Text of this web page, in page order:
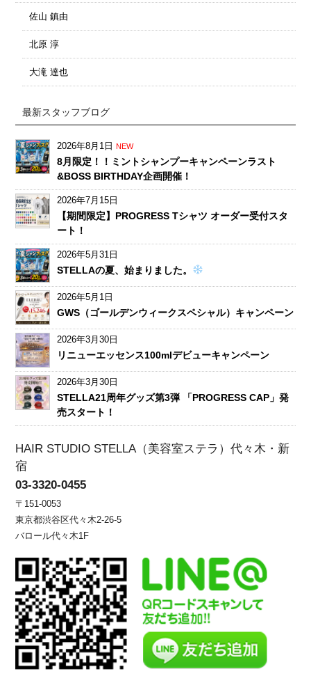
佐山 鎮由
北原 淳
大滝 達也
最新スタッフブログ
2026年8月1日 NEW
8月限定！！ミントシャンプーキャンペーンラスト
&BOSS BIRTHDAY企画開催！
2026年7月15日
【期間限定】PROGRESS Tシャツ オーダー受付スタ
ート！
2026年5月31日
STELLAの夏、始まりました。
2026年5月1日
GWS（ゴールデンウィークスペシャル）キャンペーン
2026年3月30日
リニューエッセンス100mlデビューキャンペーン
2026年3月30日
STELLA21周年グッズ第3弾 「PROGRESS CAP」発
売スタート！
HAIR STUDIO STELLA（美容室ステラ）代々木・新
宿
03-3320-0455
〒151-0053
東京都渋谷区代々木2-26-5
バロール代々木1F